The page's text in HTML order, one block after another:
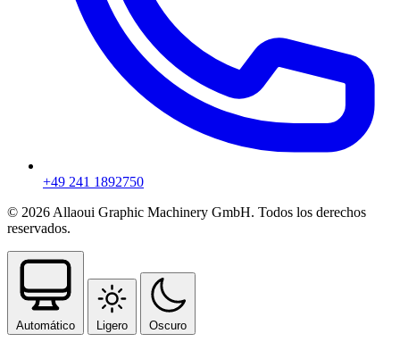
+49 241 1892750
© 2026 Allaoui Graphic Machinery GmbH. Todos los derechos
reservados.
Automático Ligero Oscuro